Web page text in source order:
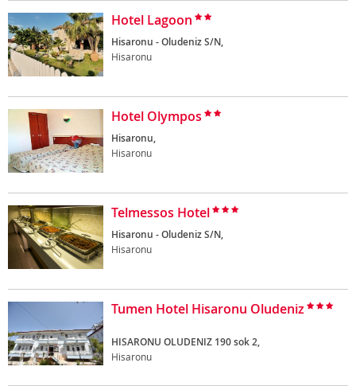
Hotel Lagoon
Hisaronu - Oludeniz S/N,
Hisaronu
Hotel Olympos
Hisaronu,
Hisaronu
Telmessos Hotel
Hisaronu - Oludeniz S/N,
Hisaronu
Tumen Hotel Hisaronu Oludeniz
HISARONU OLUDENIZ 190 sok 2,
Hisaronu